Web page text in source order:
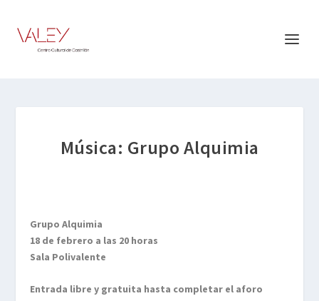
Música: Grupo Alquimia
Grupo Alquimia
18 de febrero a las 20 horas
Sala Polivalente
Entrada libre y gratuita hasta completar el aforo